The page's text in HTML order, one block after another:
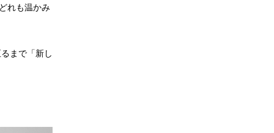
れも温かみ
まで「新し